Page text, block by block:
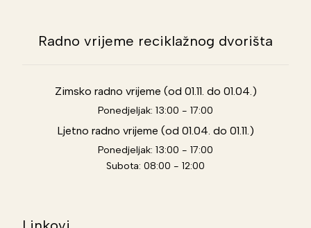
Radno vrijeme reciklažnog dvorišta
Zimsko radno vrijeme (od 01.11. do 01.04.)
Ponedjeljak: 13:00 - 17:00
Ljetno radno vrijeme (od 01.04. do 01.11.)
Ponedjeljak: 13:00 - 17:00
Subota: 08:00 - 12:00